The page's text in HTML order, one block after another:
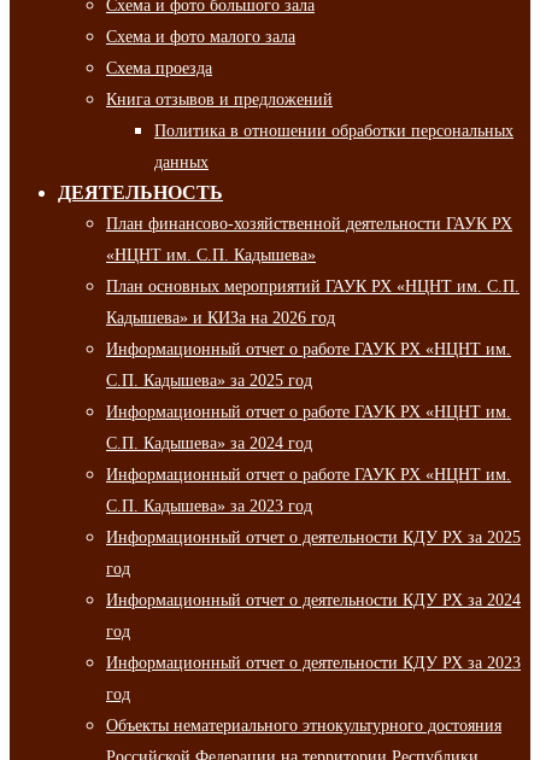
Схема и фото большого зала
Схема и фото малого зала
Схема проезда
Книга отзывов и предложений
Политика в отношении обработки персональных
данных
ДЕЯТЕЛЬНОСТЬ
План финансово-хозяйственной деятельности ГАУК РХ
«НЦНТ им. С.П. Кадышева»
План основных мероприятий ГАУК РХ «НЦНТ им. С.П.
Кадышева» и КИЗа на 2026 год
Информационный отчет о работе ГАУК РХ «НЦНТ им.
С.П. Кадышева» за 2025 год
Информационный отчет о работе ГАУК РХ «НЦНТ им.
С.П. Кадышева» за 2024 год
Информационный отчет о работе ГАУК РХ «НЦНТ им.
С.П. Кадышева» за 2023 год
Информационный отчет о деятельности КДУ РХ за 2025
год
Информационный отчет о деятельности КДУ РХ за 2024
год
Информационный отчет о деятельности КДУ РХ за 2023
год
Объекты нематериального этнокультурного достояния